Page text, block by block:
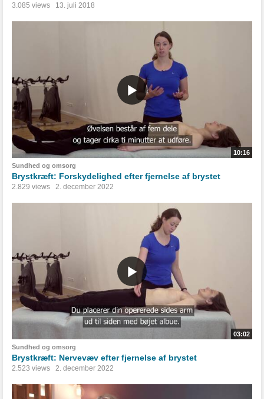
3.085 views 13. juli 2018
10:16
Sundhed og omsorg
Brystkræft: Forskydelighed efter fjernelse af brystet
2.829 views 2. december 2022
03:02
Sundhed og omsorg
Brystkræft: Nervevæv efter fjernelse af brystet
2.523 views 2. december 2022